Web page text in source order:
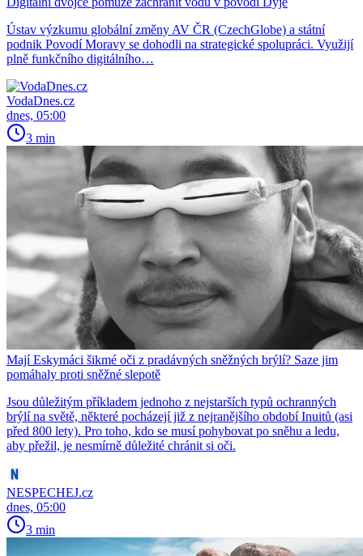
Ústav výzkumu globální změny AV ČR (CzechGlobe) a státní
podnik Povodí Moravy se dohodli na strategické spolupráci. Využijí
plně funkčního digitálního…
VodaDnes.cz
dnes, 05:00
3 min
Mají Eskymáci šikmé oči z pradávných sněžných brýlí? Saze jim
pomáhaly proti sněžné slepotě
Jsou důležitým příkladem jednoho z nejstarších typů ochranných
brýlí na světě, některé pocházejí již z nejranějšího období Inuitů (asi
před 800 lety). Pro toho, kdo se musí pohybovat po sněhu a ledu,
aby přežil, je nesmírně důležité chránit si oči.
NESPECHEJ.cz
dnes, 05:00
3 min